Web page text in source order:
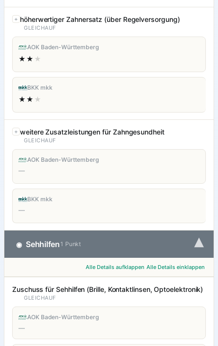
höherwertiger Zahnersatz (über Regelversorgung)
GLEICHAUF
AOK Baden-Württemberg
★★ ★
BKK mkk
★★ ★
weitere Zusatzleistungen für Zahngesundheit
GLEICHAUF
AOK Baden-Württemberg
—
BKK mkk
—
◉ Sehhilfen 1 Punkt ▾
Alle Details aufklappen Alle Details einklappen
Zuschuss für Sehhilfen (Brille, Kontaktlinsen, Optoelektronik)
GLEICHAUF
AOK Baden-Württemberg
—